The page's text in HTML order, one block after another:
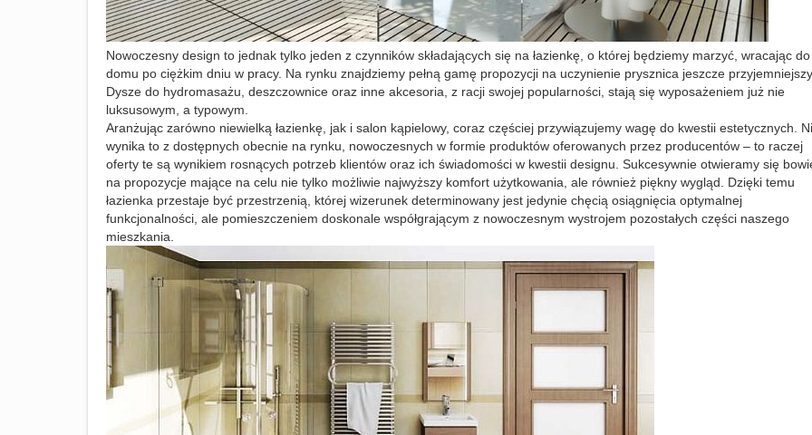
Nowoczesny design to jednak tylko jeden z czynników składających się na łazienkę, o której będziemy marzyć, wracając do
domu po ciężkim dniu w pracy. Na rynku znajdziemy pełną gamę propozycji na uczynienie prysznica jeszcze
Dysze do hydromasażu, deszczownice oraz inne akcesoria, z racji swojej popularności, stają się wyposażeniem już nie
luksusowym, a typowym.
Aranżując zarówno niewielką łazienkę, jak i salon kąpielowy, coraz częściej przywiązujemy wagę do kwestii estetycznych.
wynika to z dostępnych obecnie na rynku, nowoczesnych w formie produktów oferowanych przez producentów – to raczej
oferty te są wynikiem rosnących potrzeb klientów oraz ich świadomości w kwestii designu. Sukcesywnie otwieramy się
na propozycje mające na celu nie tylko możliwie najwyższy komfort użytkowania, ale również piękny wygląd. Dzięki temu
łazienka przestaje być przestrzenią, której wizerunek determinowany jest jedynie chęcią osiągnięcia optymalnej
funkcjonalności, ale pomieszczeniem doskonale współgrającym z nowoczesnym wystrojem pozostałych części naszego
mieszkania.